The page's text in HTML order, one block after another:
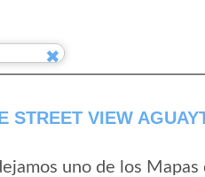
STREET VIEW
uno de los Mapas